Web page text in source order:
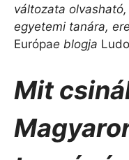
változata olvasható,
egyetemi tanára,
Európae blogja
Mit